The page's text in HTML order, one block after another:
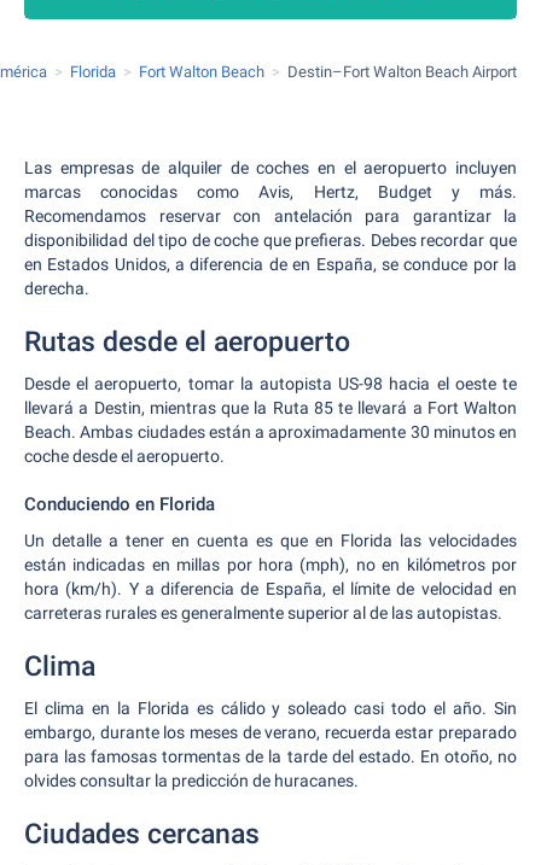
Florida Fort Walton Beach Destin–Fort Walton Beach Airport
Las empresas de alquiler de coches en el aeropuerto incluyen
marcas conocidas como Avis, Hertz, Budget y más.
Recomendamos reservar con antelación para garantizar la
disponibilidad del tipo de coche que prefieras. Debes recordar que
en Estados Unidos, a diferencia de en España, se conduce por la
derecha.
Rutas desde el aeropuerto
Desde el aeropuerto, tomar la autopista US-98 hacia el oeste te
llevará a Destin, mientras que la Ruta 85 te llevará a Fort Walton
Beach. Ambas ciudades están a aproximadamente 30 minutos en
coche desde el aeropuerto.
Conduciendo en Florida
Un detalle a tener en cuenta es que en Florida las velocidades
están indicadas en millas por hora (mph), no en kilómetros por
hora (km/h). Y a diferencia de España, el límite de velocidad en
carreteras rurales es generalmente superior al de las autopistas.
Clima
El clima en la Florida es cálido y soleado casi todo el año. Sin
embargo, durante los meses de verano, recuerda estar preparado
para las famosas tormentas de la tarde del estado. En otoño, no
olvides consultar la predicción de huracanes.
Ciudades cercanas